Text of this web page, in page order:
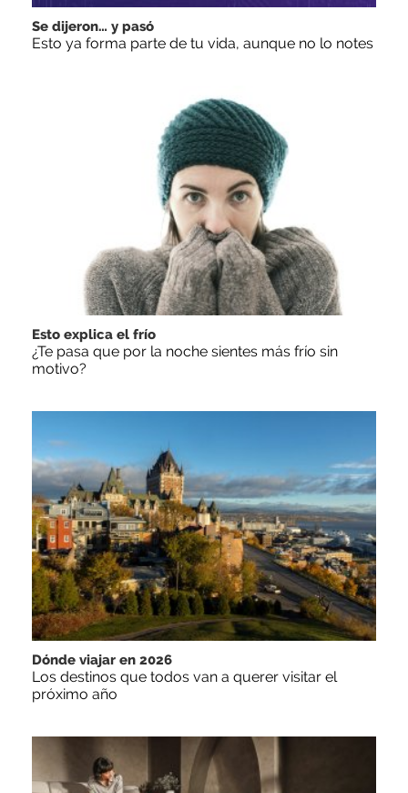
Se dijeron… y pasó
Esto ya forma parte de tu vida, aunque no lo notes
Esto explica el frío
¿Te pasa que por la noche sientes más frío sin
motivo?
Dónde viajar en 2026
Los destinos que todos van a querer visitar el
próximo año